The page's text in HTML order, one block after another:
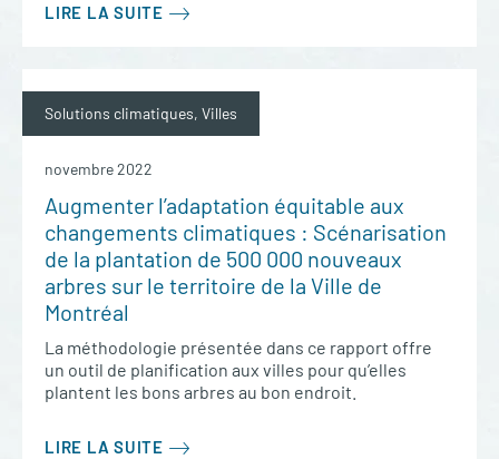
LIRE LA SUITE
Solutions climatiques, Villes
novembre 2022
Augmenter l’adaptation équitable aux
changements climatiques : Scénarisation
de la plantation de 500 000 nouveaux
arbres sur le territoire de la Ville de
Montréal
La méthodologie présentée dans ce rapport offre
un outil de planification aux villes pour qu’elles
plantent les bons arbres au bon endroit.
LIRE LA SUITE